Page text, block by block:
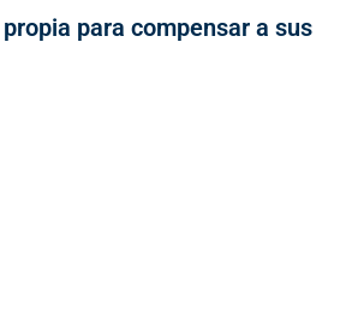
para compensar a sus